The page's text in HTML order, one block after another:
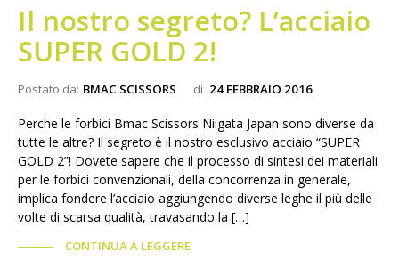
Il nostro segreto? L’acciaio
SUPER GOLD 2!
Postato da: BMAC SCISSORS di 24 FEBBRAIO 2016
Perche le forbici Bmac Scissors Niigata Japan sono diverse da
tutte le altre? Il segreto è il nostro esclusivo acciaio “SUPER
GOLD 2”! Dovete sapere che il processo di sintesi dei materiali
per le forbici convenzionali, della concorrenza in generale,
implica fondere l’acciaio aggiungendo diverse leghe il più delle
volte di scarsa qualità, travasando la […]
CONTINUA A LEGGERE